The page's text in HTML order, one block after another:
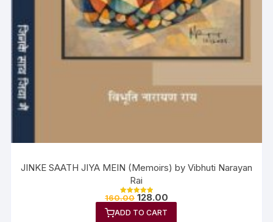
JINKE SAATH JIYA MEIN (Memoirs) by Vibhuti Narayan
Rai
Rated
out of 5
160.00 128.00
ADD TO CART